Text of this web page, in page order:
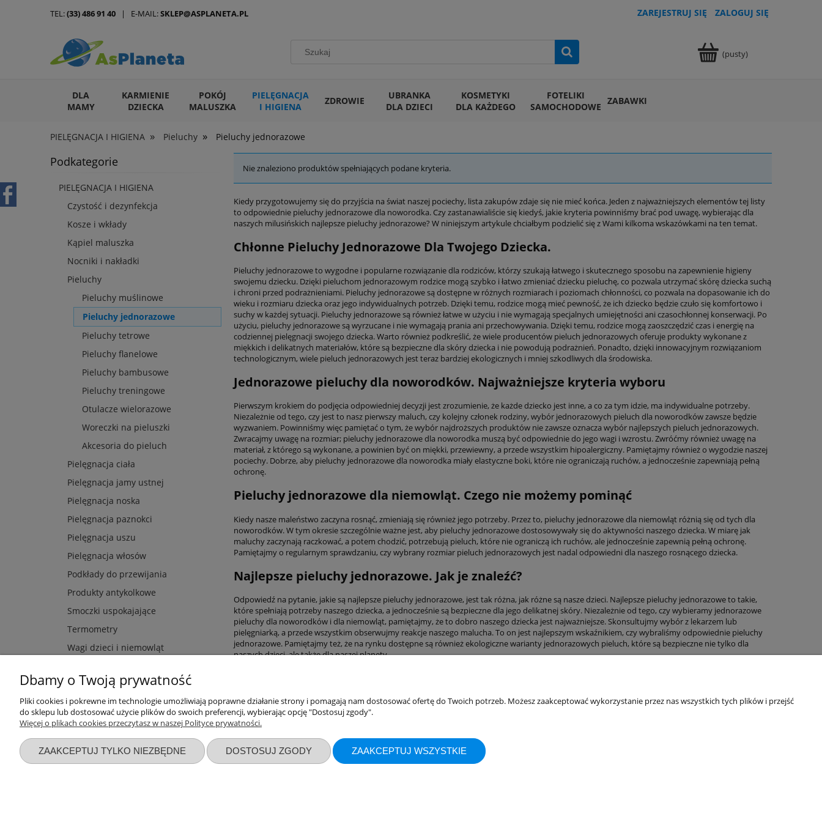
ZAREJESTRUJ SIĘ ZALOGUJ SIĘ
(pusty)
DLA
MAMY
KARMIENIE
DZIECKA
POKÓJ
MALUSZKA
PIELĘGNACJA
I HIGIENA
ZDROWIE
UBRANKA
DLA DZIECI
KOSMETYKI
DLA KAŻDEGO
FOTELIKI
SAMOCHODOWE ZABAWKI
ARTYKUŁY DLA ZWIERZĄT
PIELĘGNACJA I HIGIENA » Pieluchy » Pieluchy jednorazowe
TEL:(33) 486 91 40 | E-MAIL:SKLEP@ASPLANETA.PL
Podkategorie
PIELĘGNACJA I HIGIENA
Czystość i dezynfekcja
Kosze i wkłady
Kąpiel maluszka
Nocniki i nakładki
Pieluchy
Pieluchy muślinowe
Pieluchy jednorazowe
Pieluchy tetrowe
Pieluchy flanelowe
Pieluchy bambusowe
Pieluchy treningowe
Otulacze wielorazowe
Woreczki na pieluszki
Akcesoria do pieluch
Pielęgnacja ciała
Pielęgnacja jamy ustnej
Pielęgnacja noska
Pielęgnacja paznokci
Pielęgnacja uszu
Pielęgnacja włosów
Podkłady do przewijania
Produkty antykolkowe
Smoczki uspokajające
Termometry
Wagi dzieci i niemowląt
Nie znaleziono produktów spełniających podane kryteria.
Kiedy przygotowujemy się do przyjścia na świat naszej pociechy, lista zakupów zdaje się nie mieć końca. Jeden z najważniejszych elementów tej listy
to odpowiednie pieluchy jednorazowe dla noworodka. Czy zastanawialiście się kiedyś, jakie kryteria powinniśmy brać pod uwagę, wybierając dla
naszych milusińskich najlepsze pieluchy jednorazowe? W niniejszym artykule chciałbym podzielić się z Wami kilkoma wskazówkami na ten temat.
Chłonne Pieluchy Jednorazowe Dla Twojego Dziecka.
Pieluchy jednorazowe to wygodne i popularne rozwiązanie dla rodziców, którzy szukają łatwego i skutecznego sposobu na zapewnienie higieny
swojemu dziecku. Dzięki pieluchom jednorazowym rodzice mogą szybko i łatwo zmieniać dziecku pieluchę, co pozwala utrzymać skórę dziecka suchą
i chroni przed podrażnieniami. Pieluchy jednorazowe są dostępne w różnych rozmiarach i poziomach chłonności, co pozwala na dopasowanie ich do
wieku i rozmiaru dziecka oraz jego indywidualnych potrzeb. Dzięki temu, rodzice mogą mieć pewność, że ich dziecko będzie czuło się komfortowo i
suchy w każdej sytuacji. Pieluchy jednorazowe są również łatwe w użyciu i nie wymagają specjalnych umiejętności ani czasochłonnej konserwacji. Po
użyciu, pieluchy jednorazowe są wyrzucane i nie wymagają prania ani przechowywania. Dzięki temu, rodzice mogą zaoszczędzić czas i energię na
codziennej pielęgnacji swojego dziecka. Warto również podkreślić, że wiele producentów pieluch jednorazowych oferuje produkty wykonane z
miękkich i delikatnych materiałów, które są bezpieczne dla skóry dziecka i nie powodują podrażnień. Ponadto, dzięki innowacyjnym rozwiązaniom
technologicznym, wiele pieluch jednorazowych jest teraz bardziej ekologicznych i mniej szkodliwych dla środowiska.
Jednorazowe pieluchy dla noworodków. Najważniejsze kryteria wyboru
Pierwszym krokiem do podjęcia odpowiedniej decyzji jest zrozumienie, że każde dziecko jest inne, a co za tym idzie, ma indywidualne potrzeby.
Niezależnie od tego, czy jest to nasz pierwszy maluch, czy kolejny członek rodziny, wybór jednorazowych pieluch dla noworodków zawsze będzie
wyzwaniem. Powinniśmy więc pamiętać o tym, że wybór najdroższych produktów nie zawsze oznacza wybór najlepszych pieluch jednorazowych.
Zwracajmy uwagę na rozmiar; pieluchy jednorazowe dla noworodka muszą być odpowiednie do jego wagi i wzrostu. Zwróćmy również uwagę na
materiał, z którego są wykonane, a powinien być on miękki, przewiewny, a przede wszystkim hipoalergiczny. Pamiętajmy również o wygodzie naszej
pociechy. Dobrze, aby pieluchy jednorazowe dla noworodka miały elastyczne boki, które nie ograniczają ruchów, a jednocześnie zapewniają pełną
ochronę.
Pieluchy jednorazowe dla niemowląt. Czego nie możemy pominąć
Kiedy nasze maleństwo zaczyna rosnąć, zmieniają się również jego potrzeby. Przez to, pieluchy jednorazowe dla niemowląt różnią się od tych dla
noworodków. W tym okresie szczególnie ważne jest, aby pieluchy jednorazowe dostosowywały się do aktywności naszego dziecka. W miarę jak
maluchy zaczynają raczkować, a potem chodzić, potrzebują pieluch, które nie ograniczą ich ruchów, ale jednocześnie zapewnią pełną ochronę.
Pamiętajmy o regularnym sprawdzaniu, czy wybrany rozmiar pieluch jednorazowych jest nadal odpowiedni dla naszego rosnącego dziecka.
Najlepsze pieluchy jednorazowe. Jak je znaleźć?
Odpowiedź na pytanie, jakie są najlepsze pieluchy jednorazowe, jest tak różna, jak różne są nasze dzieci. Najlepsze pieluchy jednorazowe to takie,
które spełniają potrzeby naszego dziecka, a jednocześnie są bezpieczne dla jego delikatnej skóry. Niezależnie od tego, czy wybieramy jednorazowe
pieluchy dla noworodków i dla niemowląt, pamiętajmy, że to dobro naszego dziecka jest najważniejsze. Skonsultujmy wybór z lekarzem lub
pielęgniarką, a przede wszystkim obserwujmy reakcje naszego malucha. To on jest najlepszym wskaźnikiem, czy wybraliśmy odpowiednie pieluchy
jednorazowe. Pamiętajmy też, że na rynku dostępne są również ekologiczne warianty jednorazowych pieluch, które są bezpieczne nie tylko dla
naszych dzieci, ale także dla naszej planety.
Przydatne linki
Nowości
Promocje
Wyprawka dla noworodka
Warunki zakupów
Regulaminy
Zwroty i reklamacje
Polityka prywatności
Moje konto
Ustawienia konta
Przechowalnia
Informacje o sklepie
Dbamy o Twoją prywatność
Pliki cookies i pokrewne im technologie umożliwiają poprawne działanie strony i pomagają nam dostosować ofertę do Twoich potrzeb. Możesz zaakceptować wykorzystanie przez nas wszystkich tych plików i przejść
do sklepu lub dostosować użycie plików do swoich preferencji, wybierając opcję "Dostosuj zgody".
Więcej o plikach cookies przeczytasz w naszej Polityce prywatności.
ZAAKCEPTUJ TYLKO NIEZBĘDNE DOSTOSUJ ZGODY ZAAKCEPTUJ WSZYSTKIE